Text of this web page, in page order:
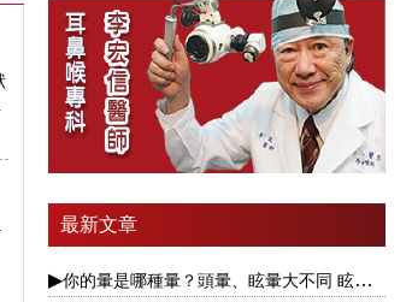
最新文章
你的暈是哪種暈？頭暈、眩暈大不同 眩暈又分兩大類型